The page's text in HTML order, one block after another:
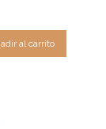
al carrito